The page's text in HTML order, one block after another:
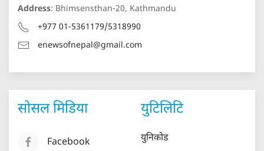
Address: Bhimsensthan-20, Kathmandu
+977 01-5361179/5318990
enewsofnepal@gmail.com
सोसल मिडिया
Facebook
युटिलिटि
युनिकोड